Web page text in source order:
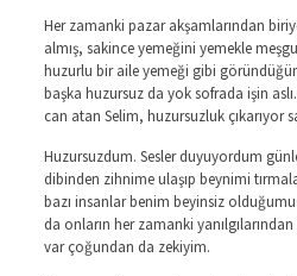
Her zamanki pazar akşamlarından
almış, sakince yemeğini yemekle
huzurlu bir aile yemeği gibi
başka huzursuz da yok sofrada işin
can atan Selim, huzursuzluk çıkarıyor
Huzursuzdum. Sesler duyuyordum
dibinden zihnime ulaşıp beynimi
bazı insanlar benim beyinsiz
da onların her zamanki
var çoğundan da zekiyim.